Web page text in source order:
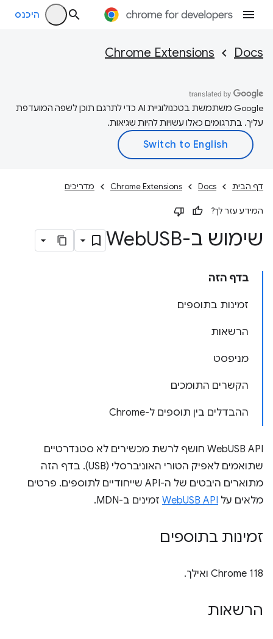
היכנס
Docs
Chrome Extensions
‫Google משתמשת בטכנולוגיית AI כדי לתרגם תוכן לשפה המועדפת
עליך. בתרגומים כאלו עשויות להיות שגיאות.
דף הבית Docs
Chrome Extensions מדריכים
המידע עזר לך?
שימוש ב-WebUSB
בדף הזה
זמינות בתוספים
הרשאות
מניפסט
הקשרים התומכים
ההבדלים בין תוספים ל-Chrome
‫WebUSB API חושף לרשת מכשירים לא סטנדרטיים
שתואמים לאפיק הטורי האוניברסלי (USB). בדף הזה
מתוארים היבטים של ה-API שייחודיים לתוספים. פרטים
מלאים על WebUSB API זמינים ב-MDN.
זמינות בתוספים
‫Chrome 118 ואילך.
הרשאות